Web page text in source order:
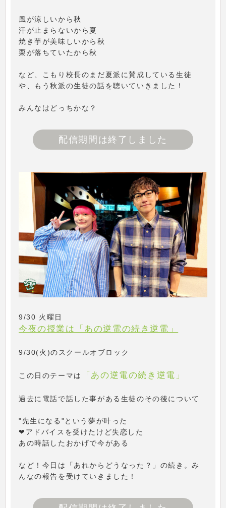
風が涼しいから秋
汗が止まらないから夏
焼き芋が美味しいから秋
栗が落ちていたから秋
など、こもり校長のまだ夏派に賛成している生徒
や、もう秋派の生徒の話を聴いていきました！
みんなはどっちかな？
配信期間は終了しました
9/30 火曜日
今夜の授業は「あの逆電の続き逆電」
9/30(火)のスクールオブロック
この日のテーマは 「あの逆電の続き逆電」
過去に電話で話した事がある生徒のその後について
"先生になる"という夢が叶った
❤アドバイスを受けたけど失恋した
あの時話したおかげで今がある
など！今日は「あれからどうなった？」の続き。み
んなの報告を受けていきました！